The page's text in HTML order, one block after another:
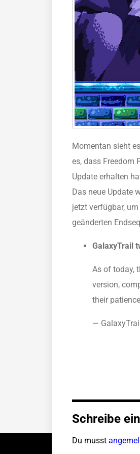
Momentan sieht
es, dass Freedom
Update erhalten
Das neue Update
jetzt verfügbar,
geänderten
GalaxyTrail
As of today,
version,
their
—
Schreibe
Du musst